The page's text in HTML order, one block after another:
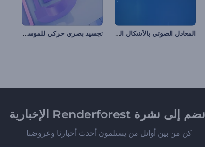
المعادل الصوتي بالأشكال الموجية الدائرية تجسيد بصري حركي للموسيقى
انضم إلى نشرة Renderforest الإخبارية
كن من بين أوائل من يستلمون أحدث أخبارنا وعروضنا